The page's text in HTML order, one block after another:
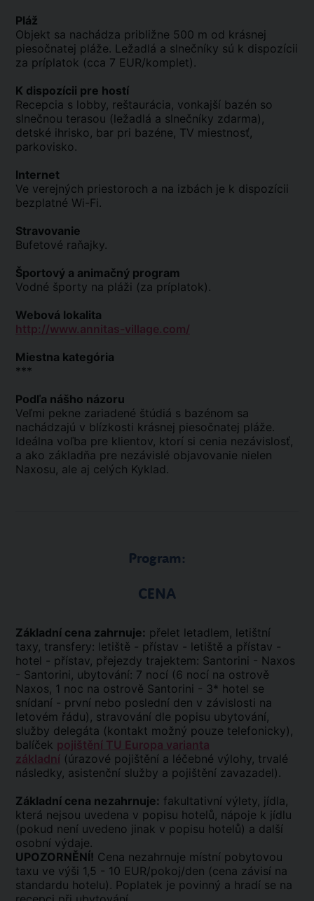
Pláž
Objekt sa nachádza približne 500 m od krásnej
piesočnatej pláže. Ležadlá a slnečníky sú k dispozícii
za príplatok (cca 7 EUR/komplet).
K dispozícii pre hostí
Recepcia s lobby, reštaurácia, vonkajší bazén so
slnečnou terasou (ležadlá a slnečníky zdarma),
detské ihrisko, bar pri bazéne, TV miestnosť,
parkovisko.
Internet
Ve verejných priestoroch a na izbách je k dispozícii
bezplatné Wi-Fi.
Stravovanie
Bufetové raňajky.
Športový a animačný program
Vodné športy na pláži (za príplatok).
Webová lokalita
http://www.annitas-village.com/
Miestna kategória
***
Podľa nášho názoru
Veľmi pekne zariadené štúdiá s bazénom sa
nachádzajú v blízkosti krásnej piesočnatej pláže.
Ideálna voľba pre klientov, ktorí si cenia nezávislosť,
a ako základňa pre nezávislé objavovanie nielen
Naxosu, ale aj celých Kyklad.
Program:
CENA
Základní cena zahrnuje: přelet letadlem, letištní
taxy, transfery: letiště - přístav - letiště a přístav -
hotel - přístav, přejezdy trajektem: Santorini - Naxos
- Santorini, ubytování: 7 nocí (6 nocí na ostrově
Naxos, 1 noc na ostrově Santorini - 3* hotel se
snídaní - první nebo poslední den v závislosti na
letovém řádu), stravování dle popisu ubytování,
služby delegáta (kontakt možný pouze telefonicky),
balíček pojištění TU Europa varianta
základní (úrazové pojištění a léčebné výlohy, trvalé
následky, asistenční služby a pojištění zavazadel).
Základní cena nezahrnuje: fakultativní výlety, jídla,
která nejsou uvedena v popisu hotelů, nápoje k jídlu
(pokud není uvedeno jinak v popisu hotelů) a další
osobní výdaje.
UPOZORNĚNÍ! Cena nezahrnuje místní pobytovou
taxu ve výši 1,5 - 10 EUR/pokoj/den (cena závisí na
standardu hotelu). Poplatek je povinný a hradí se na